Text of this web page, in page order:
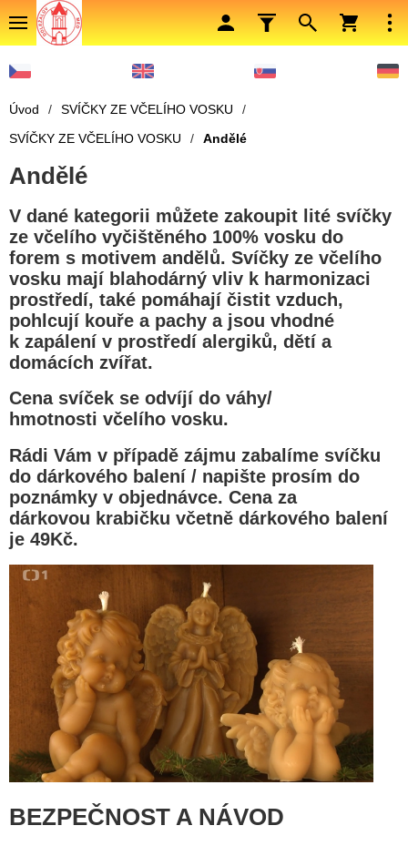
Úvod / SVÍČKY ZE VČELÍHO VOSKU
/
SVÍČKY ZE VČELÍHO VOSKU
/ Andělé
Andělé
V dané kategorii můžete zakoupit lité svíčky
ze včelího vyčištěného 100% vosku do
forem s motivem andělů. Svíčky ze včelího
vosku mají blahodárný vliv k harmonizaci
prostředí, také pomáhají čistit vzduch,
pohlcují kouře a pachy a jsou vhodné
k zapálení v prostředí alergiků, dětí a
domácích zvířat.
Cena svíček se odvíjí do váhy/
hmotnosti včelího vosku.
Rádi Vám v případě zájmu zabalíme svíčku
do dárkového balení / napište prosím do
poznámky v objednávce. Cena za
dárkovou krabičku včetně dárkového balení
je 49Kč.
BEZPEČNOST A NÁVOD